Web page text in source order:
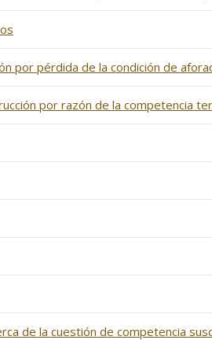
por pérdida de la condición de
por razón de la competencia
de la cuestión de competencia